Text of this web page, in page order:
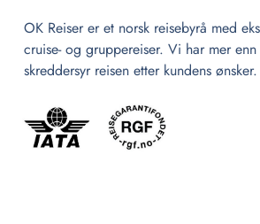
OK Reiser er et norsk reisebyrå med
cruise- og gruppereiser. Vi har mer
skreddersyr reisen etter kundens ønsker.